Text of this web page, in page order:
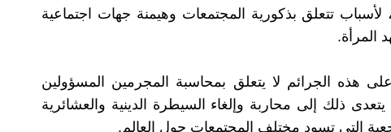
لأسباب تتعلق بذكورية المجتمعات وهيمنة جهات اجتماعية
هذه الجرائم لا يتعلق بمحاسبة المجرمين المسؤولين
ذلك إلى محاربة وإلغاء السيطرة الدينية والعشائرية
التي تسود مختلف المجتمعات حول العالم.